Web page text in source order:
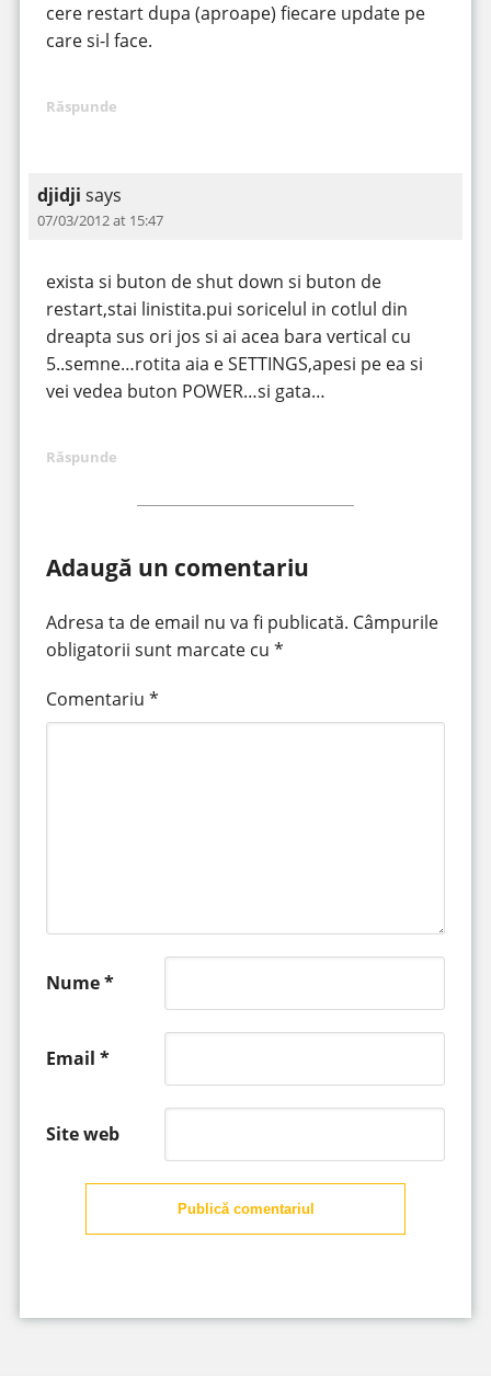
cere restart dupa (aproape) fiecare update pe
care si-l face.
Răspunde
djidji says
07/03/2012 at 15:47
exista si buton de shut down si buton de
restart,stai linistita.pui soricelul in cotlul din
dreapta sus ori jos si ai acea bara vertical cu
5..semne…rotita aia e SETTINGS,apesi pe ea si
vei vedea buton POWER…si gata…
Răspunde
Adaugă un comentariu
Adresa ta de email nu va fi publicată. Câmpurile
obligatorii sunt marcate cu *
Comentariu *
Nume*
Email *
Site web
Publică comentariul